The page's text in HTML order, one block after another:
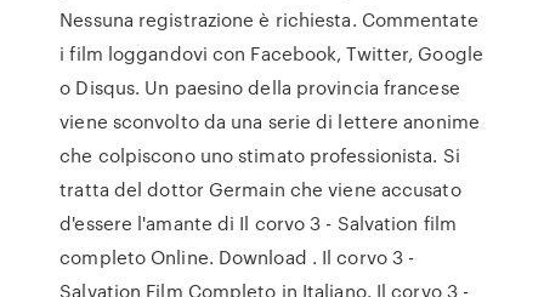
Nessuna registrazione è richiesta. Commentate
i film loggandovi con Facebook, Twitter, Google
o Disqus. Un paesino della provincia francese
viene sconvolto da una serie di lettere anonime
che colpiscono uno stimato professionista. Si
tratta del dottor Germain che viene accusato
d'essere l'amante di Il corvo 3 - Salvation film
completo Online. Download . Il corvo 3 -
Salvation Film Completo in Italiano. Il corvo 3 -